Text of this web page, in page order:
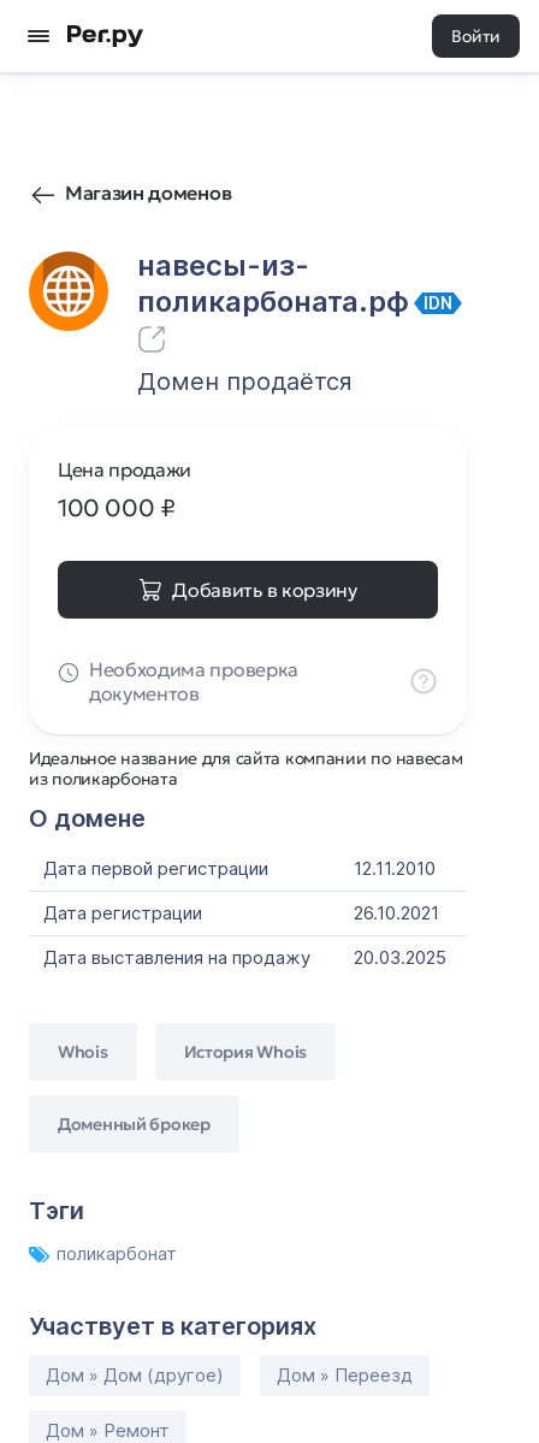
Войти
Магазин доменов
навесы-из-
поликарбоната.рф
IDN
14 0
Домен продаётся
Идеальное название для сайта компании по навесам
из поликарбоната
О домене
Дата первой регистрации
12.11.2010
Дата регистрации
26.10.2021
Дата выставления на продажу
20.03.2025
Whois История Whois
Доменный брокер
Тэги
поликарбонат
Участвует в категориях
Дом » Дом (другое) Дом » Переезд
Дом » Ремонт
Цена продажи
100 000 ₽
Добавить в корзину
Необходима проверка
документов